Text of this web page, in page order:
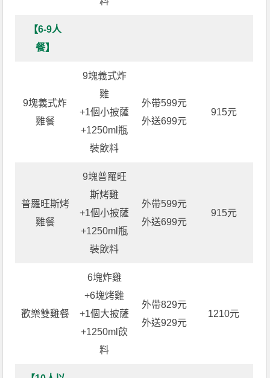
【6-9人
餐】
9塊義式炸
雞餐
9塊義式炸
雞
+1個小披薩
+1250ml瓶
裝飲料
外帶599元
外送699元
915元
普羅旺斯烤
雞餐
9塊普羅旺
斯烤雞
+1個小披薩
+1250ml瓶
裝飲料
外帶599元
外送699元
915元
歡樂雙雞餐
6塊炸雞
+6塊烤雞
+1個大披薩
+1250ml飲
料
外帶829元
外送929元
1210元